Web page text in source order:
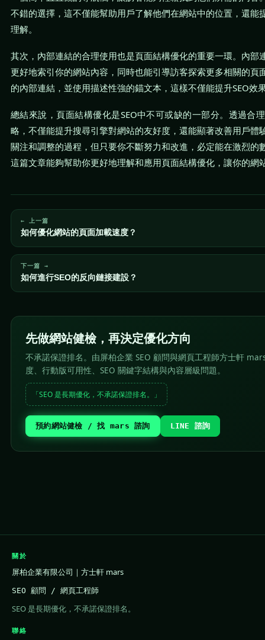
不錯的選擇，這不僅能幫助用戶了解他們在網站中的位置，還能
理解。
其次，內部連結的合理使用也是頁面結構優化的重要一環。內部
更好地索引你的網站內容，同時也能引導訪客探索更多相關的頁
的內部連結，並使用描述性強的錨文本，這樣不僅能提升SEO效
總結來說，頁面結構優化是SEO中不可或缺的一部分。透過合
略，不僅能提升搜尋引擎對網站的友好度，還能顯著改善用戶體
關注和調整的過程，但只要你不斷努力和改進，必定能在激烈的
這篇文章能夠幫助你更好地理解和應用頁面結構優化，讓你的網
← 上一篇
如何優化網站的頁面加載速度？
下一篇 →
如何進行SEO的反向鏈接建設？
先做網站健檢，再決定優化方向
不承諾保證排名。由屏柏企業 SEO 顧問與網頁工程師方士軒
度、行動版可用性、SEO 關鍵字結構與內容層級問題。
「SEO 是長期優化，不承諾保證排名。」
預約網站健檢 / 找 mars 諮詢 LINE 諮詢
關於
屏柏企業有限公司｜方士軒 mars
SEO 顧問 / 網頁工程師
SEO 是長期優化，不承諾保證排名。
聯絡